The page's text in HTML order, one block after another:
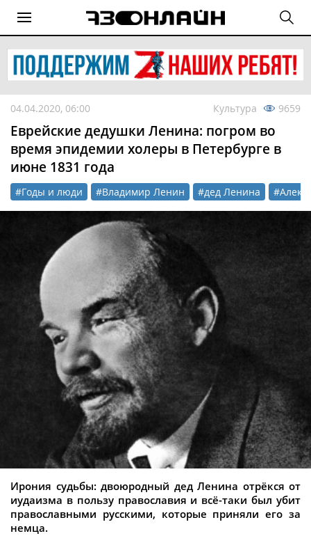
04.04.2020, 06:00 Культура 9659
Еврейские дедушки Ленина: погром во
время эпидемии холеры в Петербурге в
июне 1831 года
#Годы и люди #Владимир Ленин #дед Ленина
Ирония судьбы: двоюродный дед Ленина отрёкся от
иудаизма в пользу православия и всё-таки был убит
православными русскими, которые приняли его за
немца.